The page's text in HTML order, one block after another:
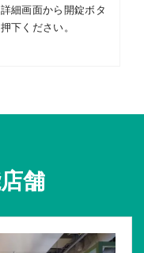
細画面から開錠ボタ
下ください。
舗